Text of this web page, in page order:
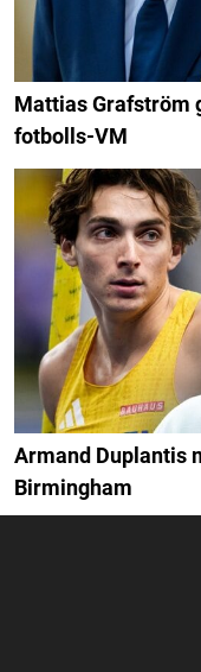
Mattias Grafström
fotbolls-VM
Armand Duplantis
Birmingham